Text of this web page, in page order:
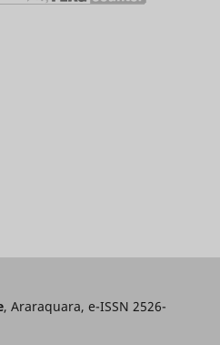
, Araraquara, e-ISSN 2526-